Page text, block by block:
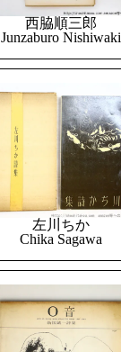
西脇順三郎
Junzaburo Nishiwaki
左川ちか
Chika Sagawa